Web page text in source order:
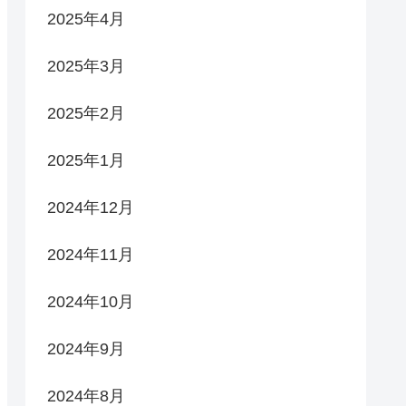
2025年4月
2025年3月
2025年2月
2025年1月
2024年12月
2024年11月
2024年10月
2024年9月
2024年8月